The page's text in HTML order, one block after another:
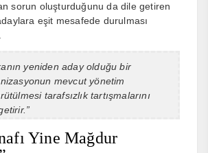
sorun oluşturduğunu da dile getiren
eşit mesafede durulması
yeniden aday olduğu bir
mevcut yönetim
tarafsızlık tartışmalarını
Yine Mağdur